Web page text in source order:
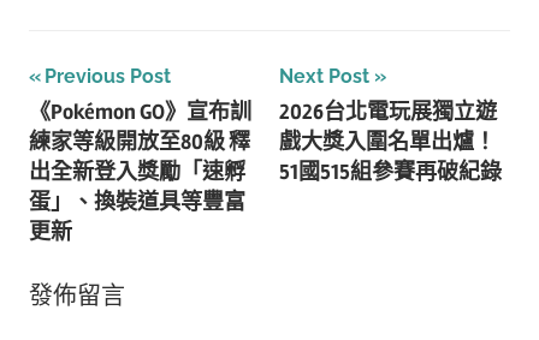
文
章
導
覽
Previous Post
《Pokémon GO》宣布訓
練家等級開放至80級 釋
出全新登入獎勵「速孵
蛋」、換裝道具等豐富
更新
Next Post
2026台北電玩展獨立遊
戲大獎入圍名單出爐！
51國515組參賽再破紀錄
發佈留言